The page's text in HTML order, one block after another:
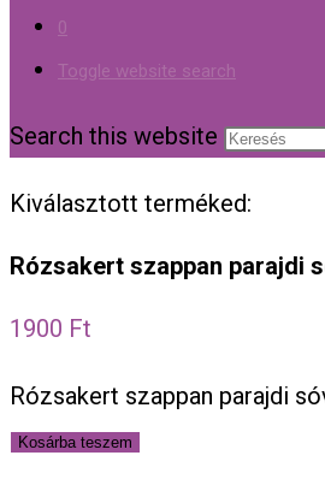
0
Toggle website search
Search this website
Kiválasztott terméked:
Rózsakert szappan parajdi
1900 Ft
Rózsakert szappan parajdi
Kosárba teszem